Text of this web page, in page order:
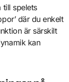
till spelets
där du enkelt
är särskilt
kan